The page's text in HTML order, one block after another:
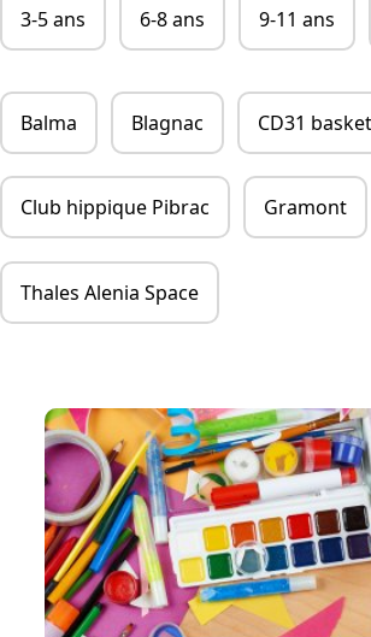
Contact
Mon compte
05 34 57 19 59
3-5 ans 6-8 ans 9-11 ans
Balma Blagnac CD31 basket
Club hippique Pibrac Gramont
Thales Alenia Space